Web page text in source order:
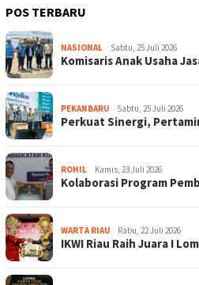
POS TERBARU
NASIONAL Sabtu, 25 Juli 2026
Komisaris Anak Usaha
PEKANBARU Sabtu, 25 Juli 2026
Perkuat Sinergi,
ROHIL Kamis, 23 Juli 2026
Kolaborasi Program
WARTA RIAU Rabu, 22 Juli 2026
IKWI Riau Raih Juara I